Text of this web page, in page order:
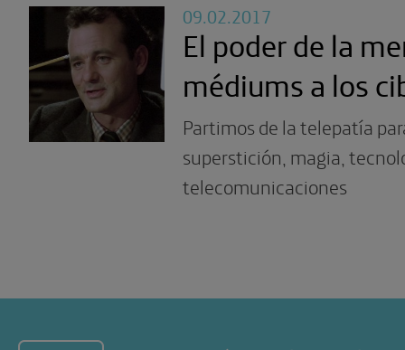
09.02.2017
El poder de la
médiums a los
Partimos de la telepatía
superstición, magia,
telecomunicaciones